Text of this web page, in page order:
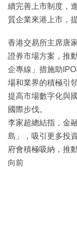
續完善上市制度，
質企業來港上市，
香港交易所主席唐
證券市場方案，推
企專線」措施助
場和業界的積極引
提高市場數字化與
國際步伐。
李家超總結指，金
島」，吸引更多投
府會積極吸納，推
向前